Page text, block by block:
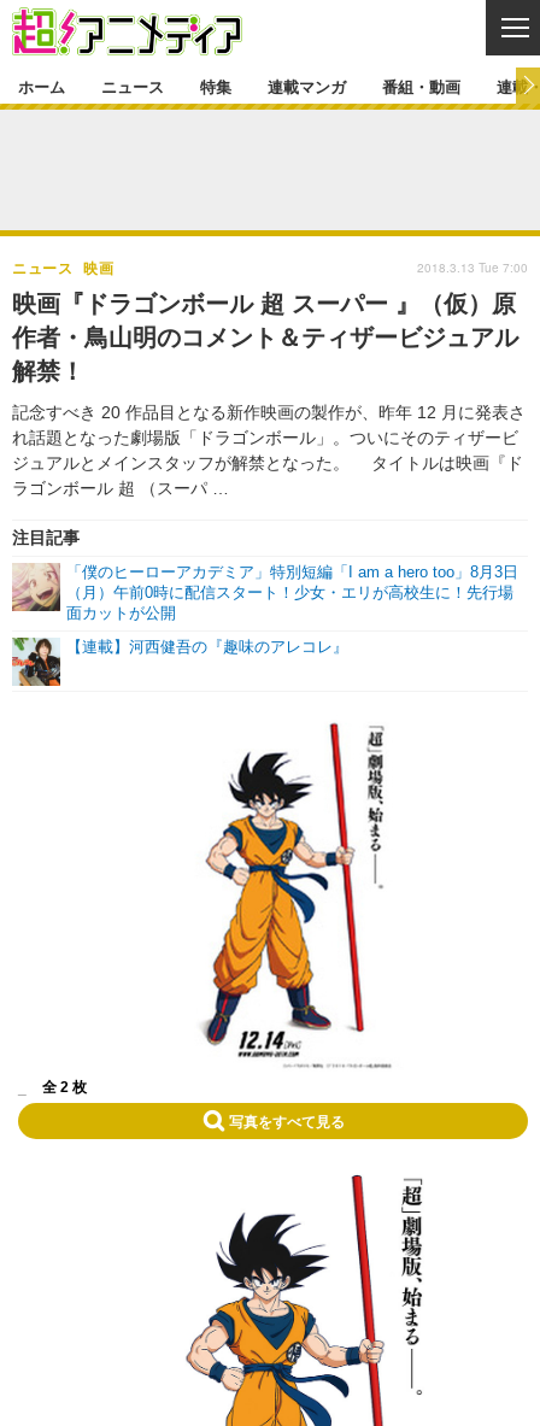
ゲーム・アプリ マンガ
グッズ イベント
舞台 新帝スタ
特集一覧 カバー
ラキりす
連載マンガ
連載マンガ一覧
番組・動画
番組・動画一覧 ラジオ
連載・ブログ
編集部ブログ・お知らせ
ホーム ニュース 特集 連載マンガ 番組・動画 連載
映画『ドラゴンボール 超 スーパー 』（仮）原
作者・鳥山明のコメント＆ティザービジュアル
解禁！
記念すべき 20 作品目となる新作映画の製作が、昨年 12 月に発表さ
れ話題となった劇場版「ドラゴンボール」。ついにそのティザービ
ジュアルとメインスタッフが解禁となった。 タイトルは映画『ド
ラゴンボール 超 （スーパ …
ニュース 映画
注目記事
「僕のヒーローアカデミア」特別短編「I am a hero too」8月3日
（月）午前0時に配信スタート！少女・エリが高校生に！先行場
面カットが公開
【連載】河西健吾の『趣味のアレコレ』
2018.3.13 Tue 7:00
全 2 枚
写真をすべて見る